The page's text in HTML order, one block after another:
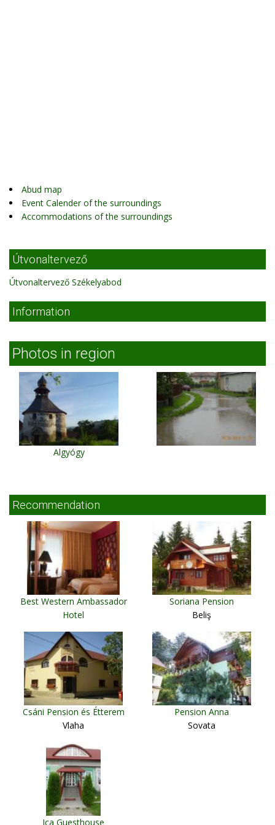
Abud map
Event Calender of the surroundings
Accommodations of the surroundings
Útvonaltervező
Útvonaltervező Székelyabod
Information
Photos in region
Algyógy
Recommendation
Best Western Ambassador
Hotel
Soriana Pension
Beliş
Csáni Pension és Étterem
Vlaha
Pension Anna
Sovata
Ica Guesthouse